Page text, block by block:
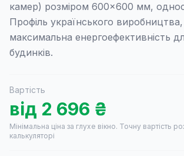
камер) розміром 600×600 мм,
Профіль українського
максимальна енергоефективність
будинків.
Вартість
від 2 696 ₴
Мінімальна ціна за глухе вікно. Точну вартість
калькуляторі